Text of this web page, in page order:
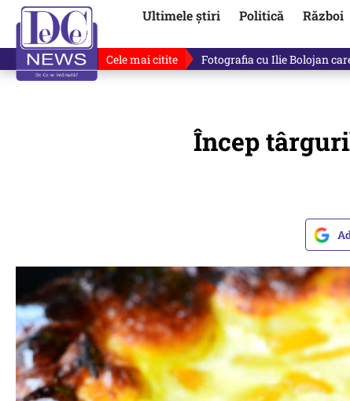
Ultimele știri Politică Război
Cele mai citite De ce minte Ilie Bolojan?
Încep